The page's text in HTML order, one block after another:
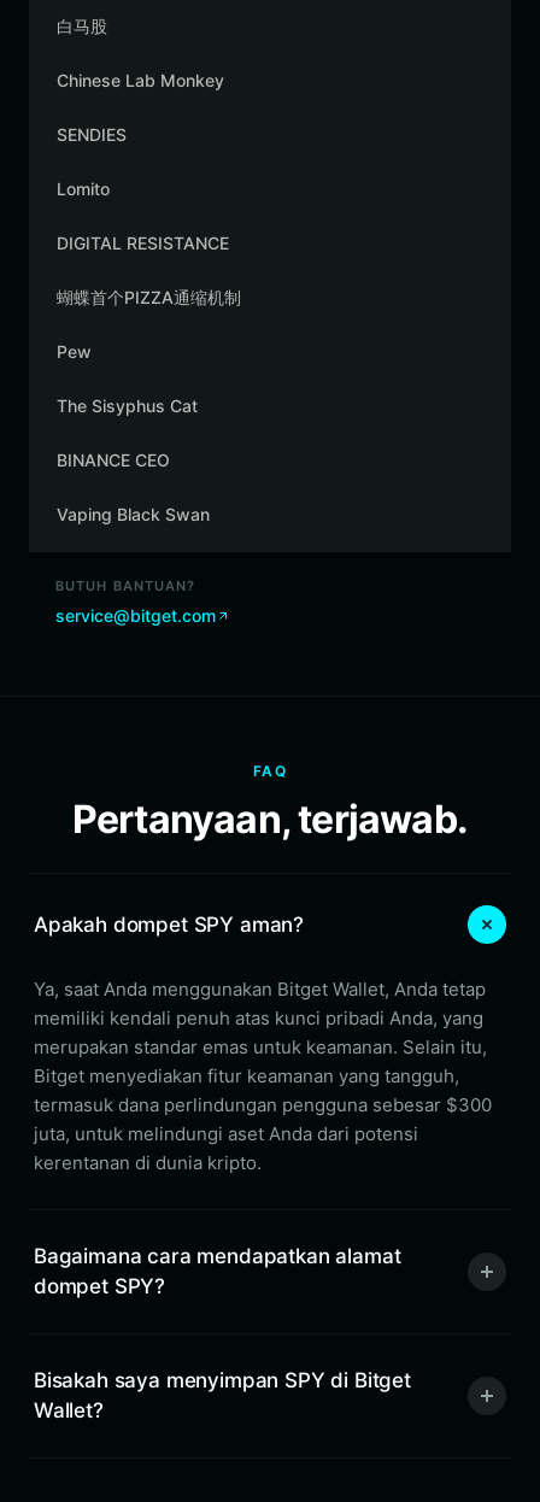
白马股
Chinese Lab Monkey
SENDIES
Lomito
DIGITAL RESISTANCE
蝴蝶首个PIZZA通缩机制
Pew
The Sisyphus Cat
BINANCE CEO
Vaping Black Swan
BUTUH BANTUAN?
service@bitget.com
FAQ
Pertanyaan, terjawab.
Apakah dompet SPY aman?
Ya, saat Anda menggunakan Bitget Wallet, Anda tetap
memiliki kendali penuh atas kunci pribadi Anda, yang
merupakan standar emas untuk keamanan. Selain itu,
Bitget menyediakan fitur keamanan yang tangguh,
termasuk dana perlindungan pengguna sebesar $300
juta, untuk melindungi aset Anda dari potensi
kerentanan di dunia kripto.
Bagaimana cara mendapatkan alamat
dompet SPY?
Bisakah saya menyimpan SPY di Bitget
Wallet?